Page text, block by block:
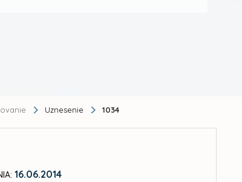
Uznesenie 1034
16.06.2014